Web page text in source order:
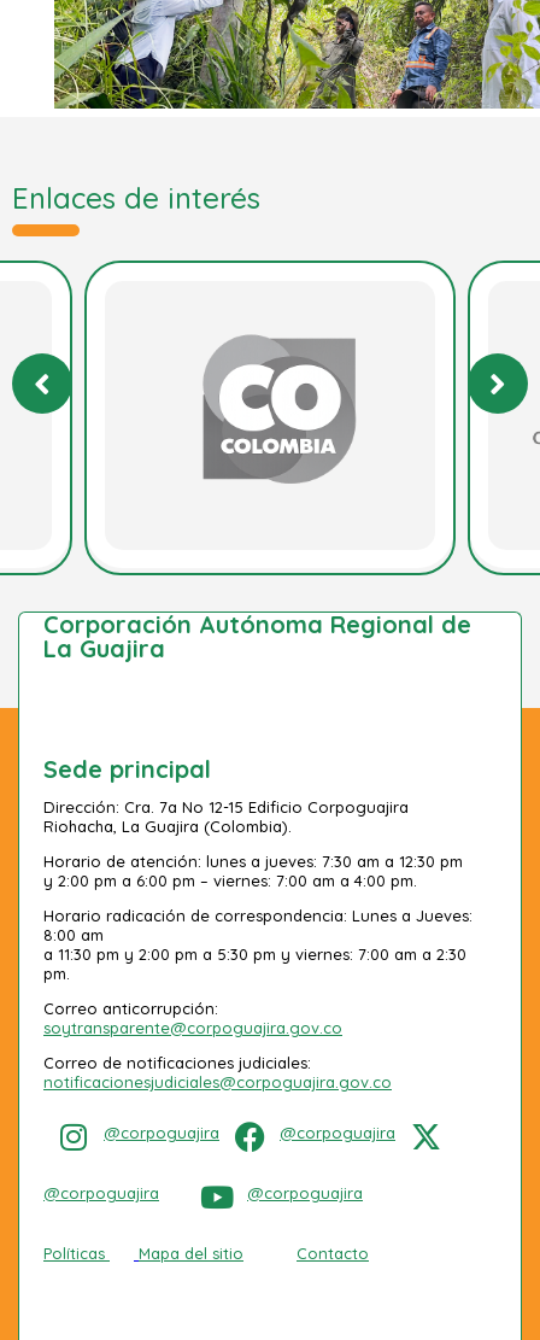
Enlaces de interés
Corporación Autónoma Regional de
La Guajira
Sede principal
Dirección: Cra. 7a No 12-15 Edificio Corpoguajira
Riohacha, La Guajira (Colombia).
Horario de atención: lunes a jueves: 7:30 am a 12:30 pm
y 2:00 pm a 6:00 pm – viernes: 7:00 am a 4:00 pm.
Horario radicación de correspondencia: Lunes a Jueves:
8:00 am
a 11:30 pm y 2:00 pm a 5:30 pm y viernes: 7:00 am a 2:30
pm.
Correo anticorrupción:
soytransparente@corpoguajira.gov.co
Correo de notificaciones judiciales:
notificacionesjudiciales@corpoguajira.gov.co
@corpoguajira @corpoguajira
@corpoguajira @corpoguajira
Políticas Mapa del sitio Contacto